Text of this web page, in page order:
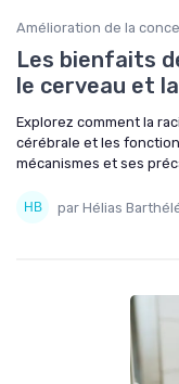
Amélioration de la
Les bienfaits
le cerveau et
Explorez comment la
cérébrale et les
mécanismes et ses
par Hélias